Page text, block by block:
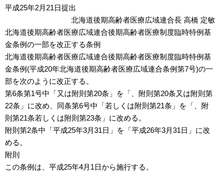
平成25年2月21日提出
北海道後期高齢者医療広域連合長 高橋 定敏
北海道後期高齢者医療広域連合後期高齢者医療制度臨時特例基
金条例の一部を改正する条例
北海道後期高齢者医療広域連合後期高齢者医療制度臨時特例基
金条例(平成20年北海道後期高齢者医療広域連合条例第7号)の一
部を次のように改正する。
第6条第1号中「又は附則第20条」を「、附則第20条又は附則第
22条」に改め、同条第6号中「若しくは附則第21条」を「、附
則第21条若しくは附則第23条」に改める。
附則第2条中「平成25年3月31日」を「平成26年3月31日」に改
める。
附則
この条例は、平成25年4月1日から施行する。